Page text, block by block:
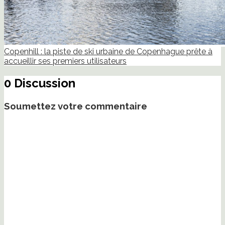
Copenhill : la piste de ski urbaine de Copenhague prête à
accueillir ses premiers utilisateurs
0 Discussion
Soumettez votre commentaire